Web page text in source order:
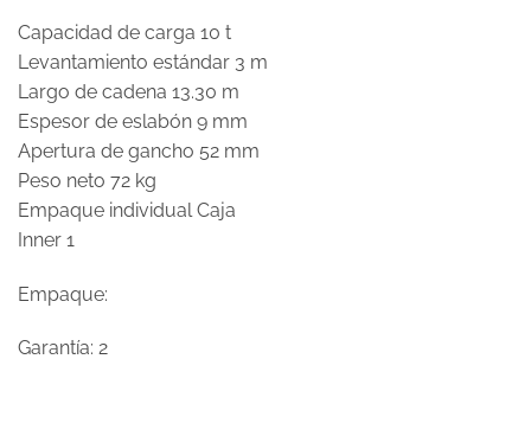
Capacidad de carga 10 t
Levantamiento estándar 3 m
Largo de cadena 13.30 m
Espesor de eslabón 9 mm
Apertura de gancho 52 mm
Peso neto 72 kg
Empaque individual Caja
Inner 1
Empaque:
Garantía: 2